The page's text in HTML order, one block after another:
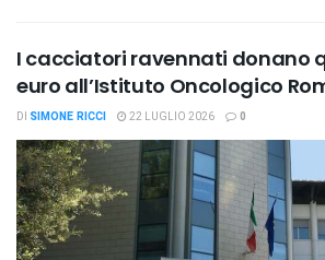
I cacciatori ravennati donano
euro all’Istituto Oncologico
DI SIMONE RICCI 22 LUGLIO 2026 0